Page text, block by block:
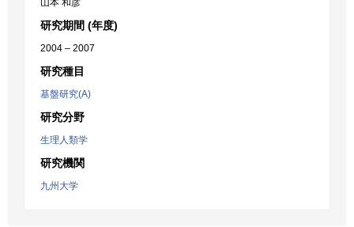
山本 和彦
研究期間 (年度)
2004 – 2007
研究種目
基盤研究(A)
研究分野
生理人類学
研究機関
九州大学